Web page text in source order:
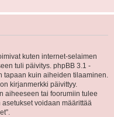
kuten internet-selaimen
tuli päivitys. phpBB 3.1 -
tapaan kuin aiheiden tilaaminen.
kirjanmerkki päivittyy.
aiheeseen tai foorumiin tulee
voidaan määrittää